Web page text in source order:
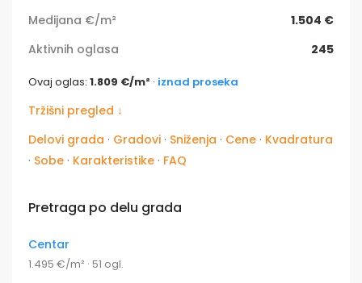
Medijana €/m²
1.504 €
Aktivnih oglasa
245
Ovaj oglas: 1.809 €/m² · iznad proseka
Tržišni pregled ↓
Delovi grada · Gradovi · Sniženja · Cene · Kvadratura
· Sobe · Karakteristike · FAQ
Pretraga po delu grada
Centar
1.495 €/m² · 51 ogl.